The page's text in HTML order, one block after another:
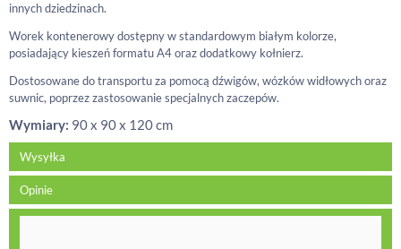
innych dziedzinach.
Worek kontenerowy dostępny w standardowym białym kolorze,
posiadający kieszeń formatu A4 oraz dodatkowy kołnierz.
Dostosowane do transportu za pomocą dźwigów, wózków widłowych oraz
suwnic, poprzez zastosowanie specjalnych zaczepów.
Wymiary: 90 x 90 x 120 cm
Wysyłka
Opinie